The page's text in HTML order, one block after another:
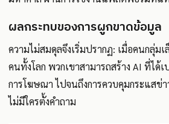
ผลกระทบของการผูกขาดข้อมูล
ความไม่สมดุลจึงเริ่มปรากฏ: เมื่อคนกลุ่ม
คนทั้งโลก พวกเขาสามารถสร้าง AI ที่ไ
การโฆษณา ไปจนถึงการควบคุมกระแสข่
ไม่มีใครตั้งคำถาม